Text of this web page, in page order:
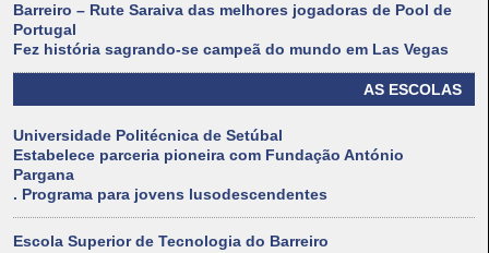
Barreiro – Rute Saraiva das melhores jogadoras de Pool de
Portugal
Fez história sagrando-se campeã do mundo em Las Vegas
AS ESCOLAS
Universidade Politécnica de Setúbal
Estabelece parceria pioneira com Fundação António
Pargana
. Programa para jovens lusodescendentes
Escola Superior de Tecnologia do Barreiro